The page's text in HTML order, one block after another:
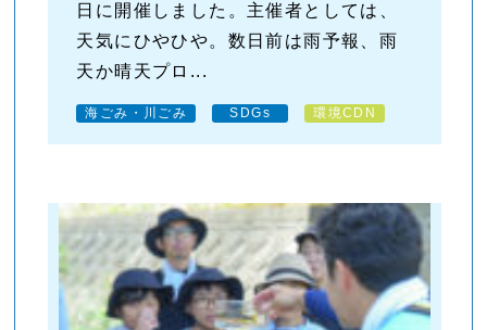
日に開催しました。主催者としては、
天気にひやひや。数日前は雨予報、雨
天か晴天プロ...
海ごみ・川ごみ SDGs 環境CDN